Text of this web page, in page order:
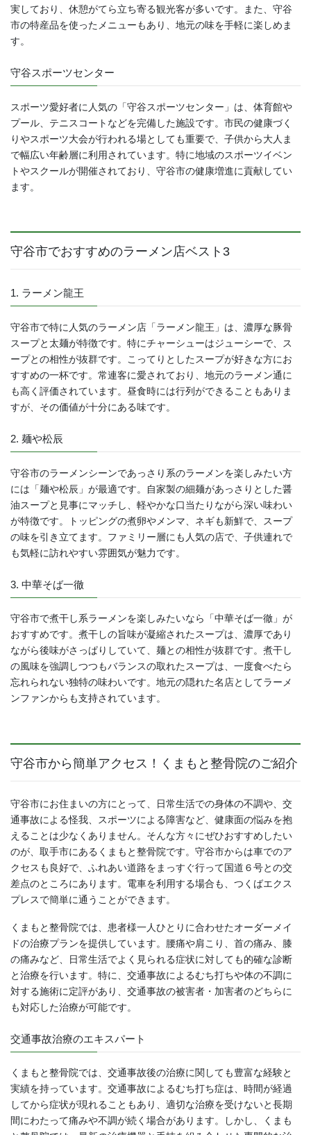
実しており、休憩がてら立ち寄る観光客が多いです。また、守谷
市の特産品を使ったメニューもあり、地元の味を手軽に楽しめま
す。
守谷スポーツセンター
スポーツ愛好者に人気の「守谷スポーツセンター」は、体育館や
プール、テニスコートなどを完備した施設です。市民の健康づく
りやスポーツ大会が行われる場としても重要で、子供から大人ま
で幅広い年齢層に利用されています。特に地域のスポーツイベン
トやスクールが開催されており、守谷市の健康増進に貢献してい
ます。
守谷市でおすすめのラーメン店ベスト 3
1. ラーメン龍王
守谷市で特に人気のラーメン店「ラーメン龍王」は、濃厚な豚骨
スープと太麺が特徴です。特にチャーシューはジューシーで、ス
ープとの相性が抜群です。こってりとしたスープが好きな方にお
すすめの一杯です。常連客に愛されており、地元のラーメン通に
も高く評価されています。昼食時には行列ができることもありま
すが、その価値が十分にある味です。
2. 麺や松辰
守谷市のラーメンシーンであっさり系のラーメンを楽しみたい方
には「麺や松辰」が最適です。自家製の細麺があっさりとした醤
油スープと見事にマッチし、軽やかな口当たりながら深い味わい
が特徴です。トッピングの煮卵やメンマ、ネギも新鮮で、スープ
の味を引き立てます。ファミリー層にも人気の店で、子供連れで
も気軽に訪れやすい雰囲気が魅力です。
3. 中華そば一徹
守谷市で煮干し系ラーメンを楽しみたいなら「中華そば一徹」が
おすすめです。煮干しの旨味が凝縮されたスープは、濃厚であり
ながら後味がさっぱりしていて、麺との相性が抜群です。煮干し
の風味を強調しつつもバランスの取れたスープは、一度食べたら
忘れられない独特の味わいです。地元の隠れた名店としてラーメ
ンファンからも支持されています。
守谷市から簡単アクセス！くまもと整骨院のご紹介
守谷市にお住まいの方にとって、日常生活での身体の不調や、交
通事故による怪我、スポーツによる障害など、健康面の悩みを抱
えることは少なくありません。そんな方々にぜひおすすめしたい
のが、取手市にあるくまもと整骨院です。守谷市からは車でのア
クセスも良好で、ふれあい道路をまっすぐ行って国道６号との交
差点のところにあります。電車を利用する場合も、つくばエクス
プレスで簡単に通うことができます。
くまもと整骨院では、患者様一人ひとりに合わせたオーダーメイ
ドの治療プランを提供しています。腰痛や肩こり、首の痛み、膝
の痛みなど、日常生活でよく見られる症状に対しても的確な診断
と治療を行います。特に、交通事故によるむち打ちや体の不調に
対する施術に定評があり、交通事故の被害者・加害者のどちらに
も対応した治療が可能です。
交通事故治療のエキスパート
くまもと整骨院では、交通事故後の治療に関しても豊富な経験と
実績を持っています。交通事故によるむち打ち症は、時間が経過
してから症状が現れることもあり、適切な治療を受けないと長期
間にわたって痛みや不調が続く場合があります。しかし、くまも